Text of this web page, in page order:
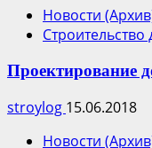
Новости
Строительство
Проектирование
stroylog 15.06.2018
Новости